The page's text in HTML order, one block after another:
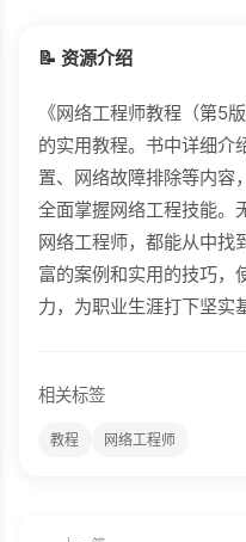
📝 资源介绍
《网络工程师教程（第5
的实用教程。书中详细介
置、网络故障排除等内容
全面掌握网络工程技能。
网络工程师，都能从中找
富的案例和实用的技巧，
力，为职业生涯打下坚实
相关标签
教程 网络工程师